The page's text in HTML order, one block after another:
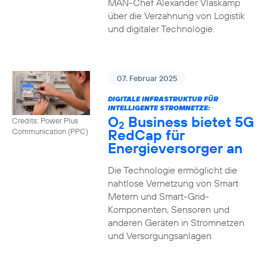
MAN-Chef Alexander Vlaskamp
über die Verzahnung von Logistik
und digitaler Technologie.
Credits: Power Plus
Communication (PPC)
07. Februar 2025
DIGITALE INFRASTRUKTUR FÜR
INTELLIGENTE STROMNETZE:
O2 Business bietet 5G
RedCap für
Energieversorger an
Die Technologie ermöglicht die
nahtlose Vernetzung von Smart
Metern und Smart-Grid-
Komponenten, Sensoren und
anderen Geräten in Stromnetzen
und Versorgungsanlagen